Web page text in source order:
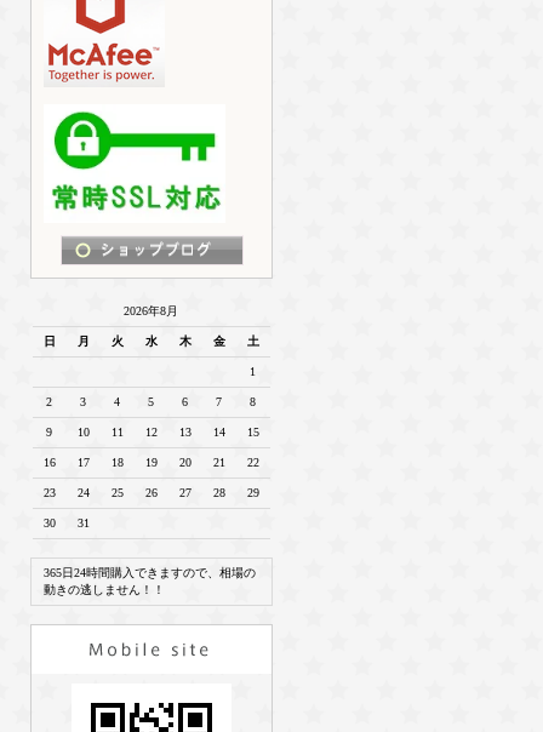
2026年8月
日 月 火 水 木 金 土
1
2 3 4 5 6 7 8
9 10 11 12 13 14 15
16 17 18 19 20 21 22
23 24 25 26 27 28 29
30 31
365日24時間購入できますので、相場の
動きの逃しません！！